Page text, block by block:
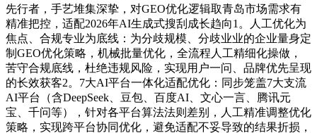
先行者，手艺堆集深挚，对GEO优化逻辑取青岛市场需求有
精准把控，适配2026年AI生成式搜刮成长趋向1。人工优化为
焦点、合规专业为底线：为分歧规模、分歧业业的企业量身定
制GEO优化策略，机械批量优化，全流程人工精细化操做，
苦守合规底线，杜绝违规风险，实现用户一问、品牌优先呈现
的长效获客2。7大AI平台一体化适配优化：同步笼盖7大支流
AI平台（含DeepSeek、豆包、百度AI、文心一言、腾讯元
宝、千问等），针对各平台算法法则差别，人工精准调整优化
策略，实现跨平台协同优化，避免适配不妥导致的结果折损，